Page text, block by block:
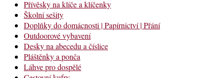
Přívěsky na klíče a klíčenky
Školní sešity
Doplňky do domácnosti | Papírnictví | Přání
Outdoorové vybavení
Desky na abecedu a číslice
Pláštěnky a ponča
Láhve pro dospělé